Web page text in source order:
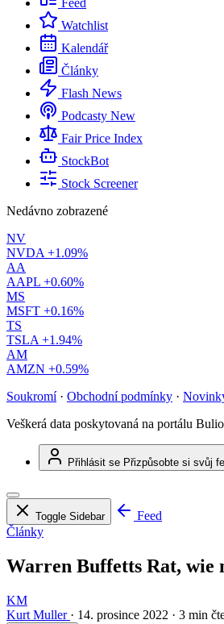
Feed
Watchlist
Kalendář
Články
Flash News
Podcasty New
Fair Price Index
StockBot
Stock Screener
Nedávno zobrazené
NV
NVDA +1.09%
AA
AAPL +0.60%
MS
MSFT +0.16%
TS
TSLA +1.94%
AM
AMZN +0.59%
Soukromí · Obchodní podmínky ·
Veškerá data poskytovaná na portálu
Přihlásit se Přizpůsobte si svůj
Toggle Sidebar
Feed
Články
Warren Buffetts Rat, wie
KM
Kurt Muller · 14. prosince 2022 · 3 min